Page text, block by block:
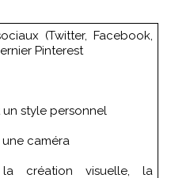
Pinterest
style personnel
caméra
création visuelle, la